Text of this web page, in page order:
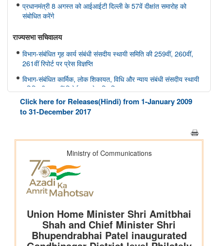
प्रधानमंत्री 8 अगस्त को आईआईटी दिल्ली के 57वें दीक्षांत समारोह को
संबोधित करेंगे
राज्यसभा सचिवालय
विभाग-संबंधित गृह कार्य संबंधी संसदीय स्थायी समिति की 259वीं, 260वीं,
261वीं रिपोर्ट पर प्रेस विज्ञप्ति
विभाग-संबंधित कार्मिक, लोक शिकायत, विधि और न्याय संबंधी संसदीय स्थायी
समिति की 166वीं रिपोर्ट पर प्रेस विज्ञप्ति
विभाग-संबंधित कार्मिक, लोक शिकायत, विधि और न्याय संबंधी संसदीय स्थायी
समिति की 165वीं रिपोर्ट पर प्रेस विज्ञप्ति
विभाग-संबंधित विज्ञान तथा प्रौद्योगिकी, पर्यावरण, वन और जलवायु परिवर्तन
संबंधी संसदीय स्थायी समिति की 412वीं रिपोर्ट पर प्रेस विज्ञप्ति
विभाग-संबंधित विज्ञान तथा प्रौद्योगिकी, पर्यावरण, वन और जलवायु परिवर्तन
संबंधी संसदीय स्थायी समिति की 413-415वीं रिपोर्ट पर प्रेस विज्ञप्ति
स्वास्थ्य और परिवार कल्याण संबंधी संसदीय स्थायी समिति की 175वीं, 176
वीं, 177 वीं रिपोर्ट पर प्रेस विज्ञप्ति
प्रेस विज्ञप्ति
राज्यसभा के सभापति द्वारा ऐतिहासिक भारत छोड़ो आंदोलन की 84वीं वर्षगांठ
पर दिए गए भाषण का मूल पाठ
Click here for Releases(Hindi) from 1-January 2009
to 31-December 2017